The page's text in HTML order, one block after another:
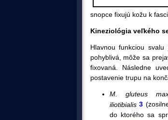
snopce fixujú kožu k
Kineziológia veľkého
Hlavnou funkciou
pohyblivá, môže sa
fixovaná. Následne
postavenie trupu na
M. gluteus
iliotibialis 3
do ktorého sa